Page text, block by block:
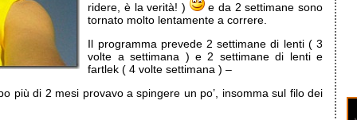
ridere, è la verità! )
e da 2 settimane sono
tornato molto lentamente a correre.
Il programma prevede 2 settimane di lenti ( 3
volte a settimana ) e 2 settimane di lenti e
fartlek ( 4 volte settimana ) –
più di 2 mesi provavo a spingere un po’, insomma sul filo dei